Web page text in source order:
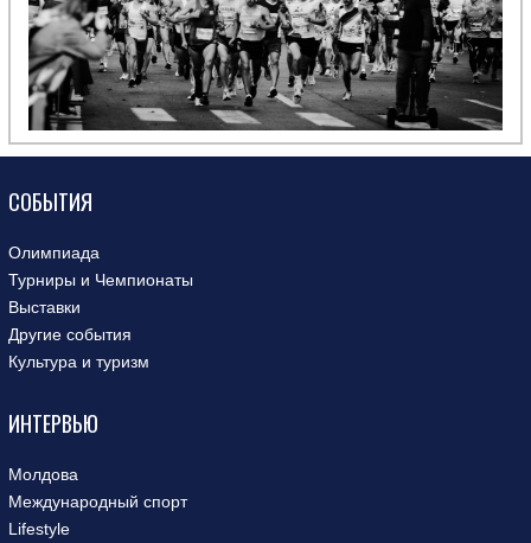
СОБЫТИЯ
Олимпиада
Турниры и Чемпионаты
Выставки
Другие события
Культура и туризм
ИНТЕРВЬЮ
Молдова
Международный спорт
Lifestyle